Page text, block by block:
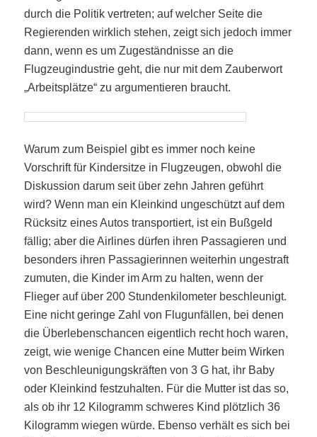
durch die Politik vertreten; auf welcher Seite die
Regierenden wirklich stehen, zeigt sich jedoch immer
dann, wenn es um Zugeständnisse an die
Flugzeugindustrie geht, die nur mit dem Zauberwort
„Arbeitsplätze“ zu argumentieren braucht.
Warum zum Beispiel gibt es immer noch keine
Vorschrift für Kindersitze in Flugzeugen, obwohl die
Diskussion darum seit über zehn Jahren geführt
wird? Wenn man ein Kleinkind ungeschützt auf dem
Rücksitz eines Autos transportiert, ist ein Bußgeld
fällig; aber die Airlines dürfen ihren Passagieren und
besonders ihren Passagierinnen weiterhin ungestraft
zumuten, die Kinder im Arm zu halten, wenn der
Flieger auf über 200 Stundenkilometer beschleunigt.
Eine nicht geringe Zahl von Flugunfällen, bei denen
die Überlebenschancen eigentlich recht hoch waren,
zeigt, wie wenige Chancen eine Mutter beim Wirken
von Beschleunigungskräften von 3 G hat, ihr Baby
oder Kleinkind festzuhalten. Für die Mutter ist das so,
als ob ihr 12 Kilogramm schweres Kind plötzlich 36
Kilogramm wiegen würde. Ebenso verhält es sich bei